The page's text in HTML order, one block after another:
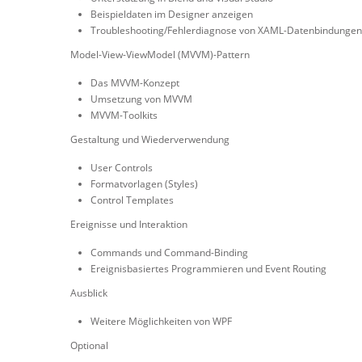
Beispieldaten im Designer anzeigen
Troubleshooting/Fehlerdiagnose von XAML-Datenbindungen
Model-View-ViewModel (MVVM)-Pattern
Das MVVM-Konzept
Umsetzung von MVVM
MVVM-Toolkits
Gestaltung und Wiederverwendung
User Controls
Formatvorlagen (Styles)
Control Templates
Ereignisse und Interaktion
Commands und Command-Binding
Ereignisbasiertes Programmieren und Event Routing
Ausblick
Weitere Möglichkeiten von WPF
Optional